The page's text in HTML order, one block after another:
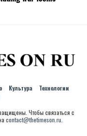
Культура
Технологии
Чтобы связаться с
contact@thetimeson.ru